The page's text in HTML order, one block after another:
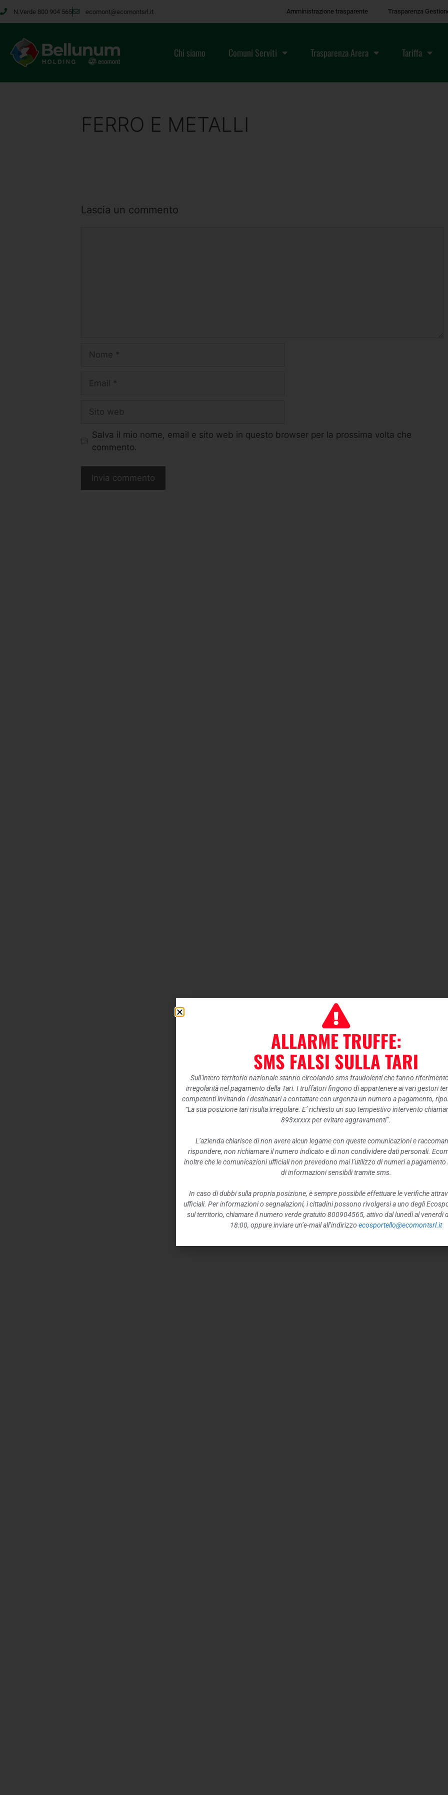
N.Verde 800 904 565 ecomont@ecomontsrl.it Amministrazione trasparente Trasparenza
Chi siamo Comuni Serviti Trasparenza Arera Tariffa
FERRO E METALLI
Lascia un commento
Salva il mio nome, email e sito web in questo browser per la prossima volta che
commento.
ALLARME TRUFFE:
SMS FALSI SULLA TARI
Sull’intero territorio nazionale stanno circolando sms fraudolenti che fanno
irregolarità nel pagamento della Tari. I truffatori fingono di appartenere ai vari gestori
competenti invitando i destinatari a contattare con urgenza un numero a pagamento,
“La sua posizione tari risulta irregolare. E’ richiesto un suo tempestivo intervento
893xxxxx per evitare aggravamenti”.
L’azienda chiarisce di non avere alcun legame con queste comunicazioni e
rispondere, non richiamare il numero indicato e di non condividere dati personali.
inoltre che le comunicazioni ufficiali non prevedono mai l’utilizzo di numeri a pagamento
di informazioni sensibili tramite sms.
In caso di dubbi sulla propria posizione, è sempre possibile effettuare le verifiche
ufficiali. Per informazioni o segnalazioni, i cittadini possono rivolgersi a uno degli
sul territorio, chiamare il numero verde gratuito 800904565, attivo dal lunedì al venerdì
18:00, oppure inviare un’e-mail all’indirizzo ecosportello@ecomontsrl.it